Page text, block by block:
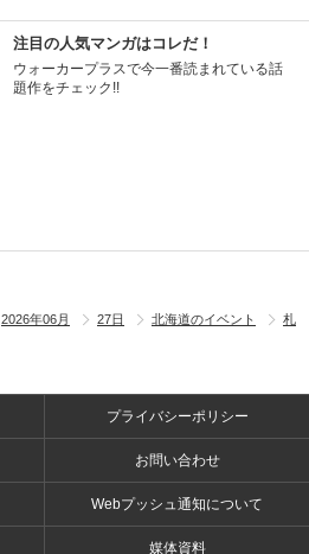
注目の人気マンガはコレだ！
ウォーカープラスで今一番読まれている話
題作をチェック!!
2026年06月 27日 北海道のイベント
札
プライバシーポリシー
お問い合わせ
Webプッシュ通知について
媒体資料